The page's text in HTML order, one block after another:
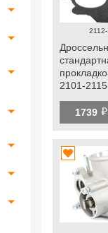
2101-
Калина,
1739 й